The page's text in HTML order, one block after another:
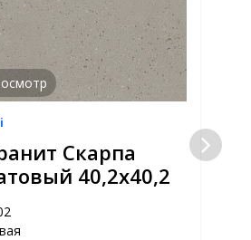
Скарпа
40,2х40,2